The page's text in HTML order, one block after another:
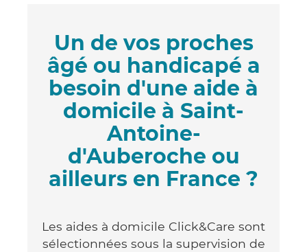
Un de vos proches
âgé ou handicapé a
besoin d'une aide à
domicile à Saint-
Antoine-
d'Auberoche ou
ailleurs en France ?
Les aides à domicile Click&Care sont
sélectionnées sous la supervision de